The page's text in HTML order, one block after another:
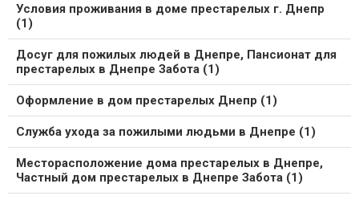
Условия проживания в доме престарелых г. Днепр
(1)
Досуг для пожилых людей в Днепре, Пансионат для
престарелых в Днепре Забота (1)
Оформление в дом престарелых Днепр (1)
Служба ухода за пожилыми людьми в Днепре (1)
Месторасположение дома престарелых в Днепре,
Частный дом престарелых в Днепре Забота (1)